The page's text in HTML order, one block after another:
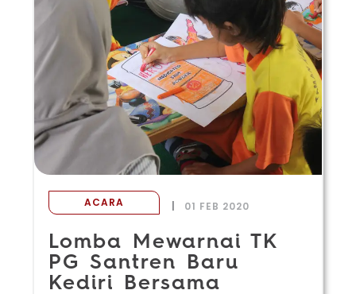
ACARA 01 FEB 2020
Lomba Mewarnai TK
PG Santren Baru
Kediri Bersama